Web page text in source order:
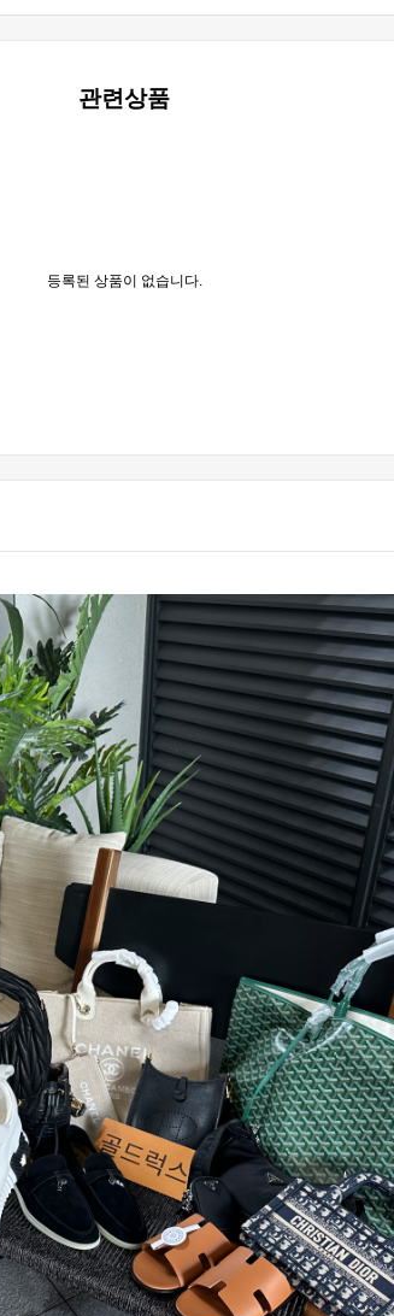
관련상품
등록된 상품이 없습니다.